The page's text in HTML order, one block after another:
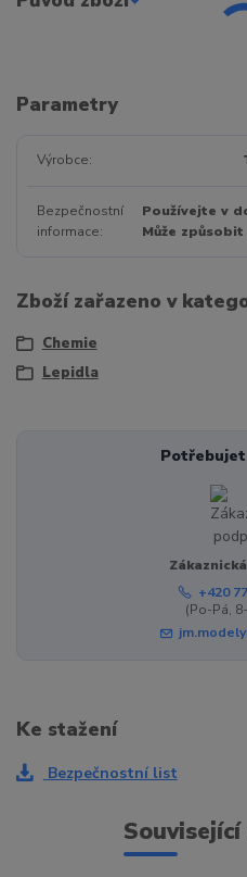
Parametry
Výrobce
Bezpečnostní
informace
Používejte v
Může
Zboží zařazeno v
Chemie
Lepidla
+420
(Po-Pá,
Ke stažení
Bezpečnostní list
Související